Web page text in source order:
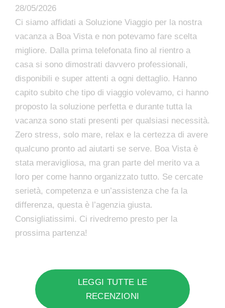
28/05/2026
Ci siamo affidati a Soluzione Viaggio per la nostra
vacanza a Boa Vista e non potevamo fare scelta
migliore. Dalla prima telefonata fino al rientro a
casa si sono dimostrati davvero professionali,
disponibili e super attenti a ogni dettaglio. Hanno
capito subito che tipo di viaggio volevamo, ci hanno
proposto la soluzione perfetta e durante tutta la
vacanza sono stati presenti per qualsiasi necessità.
Zero stress, solo mare, relax e la certezza di avere
qualcuno pronto ad aiutarti se serve. Boa Vista è
stata meravigliosa, ma gran parte del merito va a
loro per come hanno organizzato tutto. Se cercate
serietà, competenza e un’assistenza che fa la
differenza, questa è l’agenzia giusta.
Consigliatissimi. Ci rivedremo presto per la
prossima partenza!
LEGGI TUTTE LE
RECENZIONI